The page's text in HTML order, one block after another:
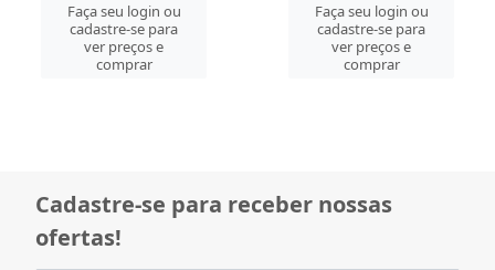
Faça seu login ou
cadastre-se para
ver preços e
comprar
Faça seu login ou
cadastre-se para
ver preços e
comprar
Cadastre-se para receber nossas
ofertas!